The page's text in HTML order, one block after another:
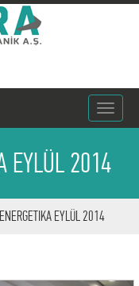
Toggle
EYLÜL 2014
EYLÜL 2014